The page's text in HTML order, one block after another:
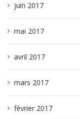
juin 2017
mai 2017
avril 2017
mars 2017
février 2017